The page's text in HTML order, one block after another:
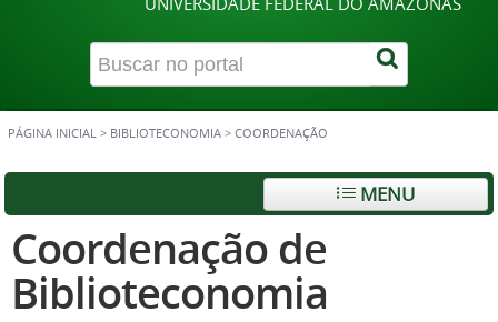
PÁGINA INICIAL > BIBLIOTECONOMIA > COORDENAÇÃO
MENU
Coordenação de
Biblioteconomia